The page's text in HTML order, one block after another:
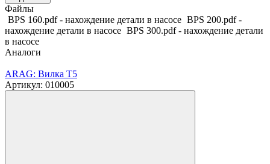
Файлы
BPS 160.pdf - нахождение детали в насосе BPS 200.pdf -
нахождение детали в насосе BPS 300.pdf - нахождение детали
в насосе
Аналоги
ARAG: Вилка T5
Артикул: 010005